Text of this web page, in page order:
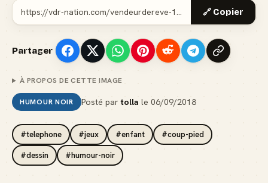
🔗 Copier
Partager
À PROPOS DE CETTE IMAGE
HUMOUR NOIR Posté partolla le 06/09/2018
#telephone #jeux #enfant #coup-pied
#dessin #humour-noir